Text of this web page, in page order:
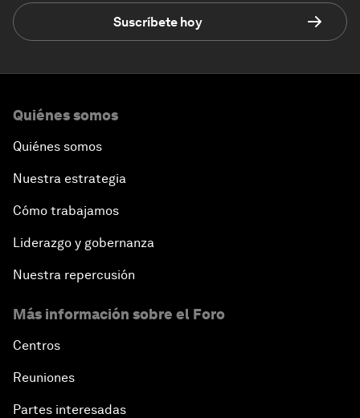
Suscríbete hoy
Quiénes somos
Quiénes somos
Nuestra estrategia
Cómo trabajamos
Liderazgo y gobernanza
Nuestra repercusión
Más información sobre el Foro
Centros
Reuniones
Partes interesadas